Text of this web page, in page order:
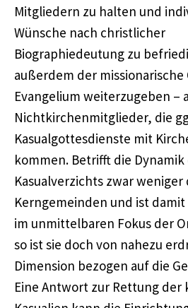
Mitgliedern zu halten und
Wünsche nach christlicher
Biographiedeutung zu
außerdem der missionarische
Evangelium weiterzugeben –
Nichtkirchenmitglieder, die
Kasualgottesdienste mit
kommen. Betrifft die Dynamik
Kasualverzichts zwar weniger
Kerngemeinden und ist
im unmittelbaren Fokus der
so ist sie doch von nahezu
Dimension bezogen auf die
Eine Antwort zur Rettung der